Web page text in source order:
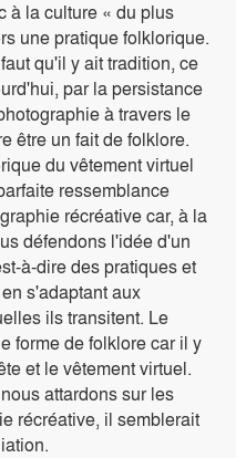
à la culture « du plus
une pratique folklorique.
qu'il y ait tradition, ce
par la persistance
à travers le
être un fait de folklore.
du vêtement virtuel
ressemblance
récréative car, à la
défendons l'idée d'un
à-dire des pratiques et
s'adaptant aux
ils transitent. Le
forme de folklore car il y
et le vêtement virtuel.
attardons sur les
récréative, il semblerait